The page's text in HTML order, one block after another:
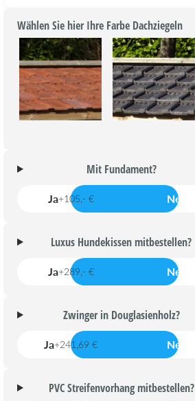
Wählen Sie hier Ihre Farbe Dachziegeln
Mit Fundament?
Ja+105,- € Nein
Luxus Hundekissen mitbestellen?
Ja+289,- € Nein
Zwinger in Douglasienholz?
Ja+241,69 € Nein
PVC Streifenvorhang mitbestellen?